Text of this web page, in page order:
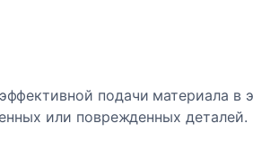
подачи материала в
или поврежденных деталей.